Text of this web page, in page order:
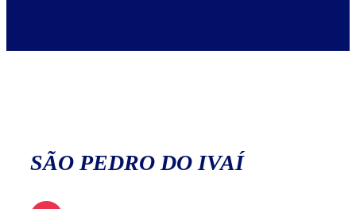
SÃO PEDRO DO IVAÍ